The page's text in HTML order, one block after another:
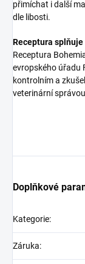
přimíchat i další
dle libosti.
Receptura
Receptura
evropského úřadu
kontrolním a
veterinární
Doplňkové
Kategorie:
Záruka: